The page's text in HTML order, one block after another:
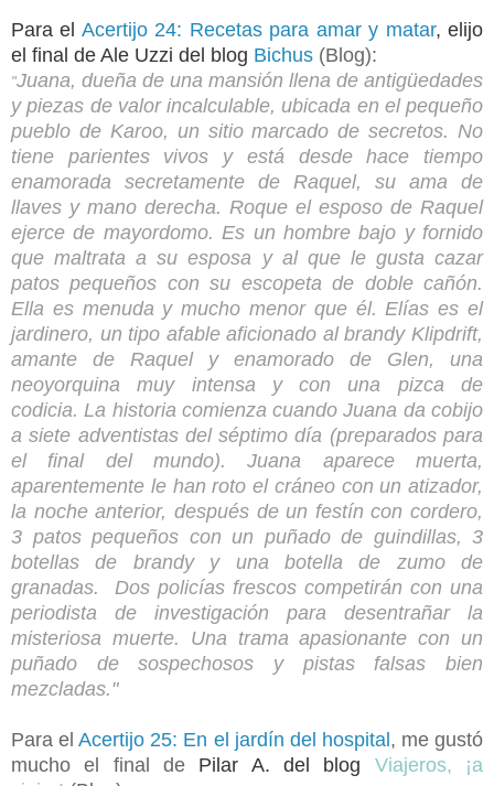
Para el Acertijo 24: Recetas para amar y matar, elijo
el final de Ale Uzzi del blog Bichus (Blog):
"Juana, dueña de una mansión llena de antigüedades
y piezas de valor incalculable, ubicada en el pequeño
pueblo de Karoo, un sitio marcado de secretos. No
tiene parientes vivos y está desde hace tiempo
enamorada secretamente de Raquel, su ama de
llaves y mano derecha. Roque el esposo de Raquel
ejerce de mayordomo. Es un hombre bajo y fornido
que maltrata a su esposa y al que le gusta cazar
patos pequeños con su escopeta de doble cañón.
Ella es menuda y mucho menor que él. Elías es el
jardinero, un tipo afable aficionado al brandy Klipdrift,
amante de Raquel y enamorado de Glen, una
neoyorquina muy intensa y con una pizca de
codicia. La historia comienza cuando Juana da cobijo
a siete adventistas del séptimo día (preparados para
el final del mundo). Juana aparece muerta,
aparentemente le han roto el cráneo con un atizador,
la noche anterior, después de un festín con cordero,
3 patos pequeños con un puñado de guindillas, 3
botellas de brandy y una botella de zumo de
granadas. Dos policías frescos competirán con una
periodista de investigación para desentrañar la
misteriosa muerte. Una trama apasionante con un
puñado de sospechosos y pistas falsas bien
mezcladas."
Para elAcertijo 25: En el jardín del hospital, me gustó
mucho el final de Pilar A. del blog
Viajeros, ¡a